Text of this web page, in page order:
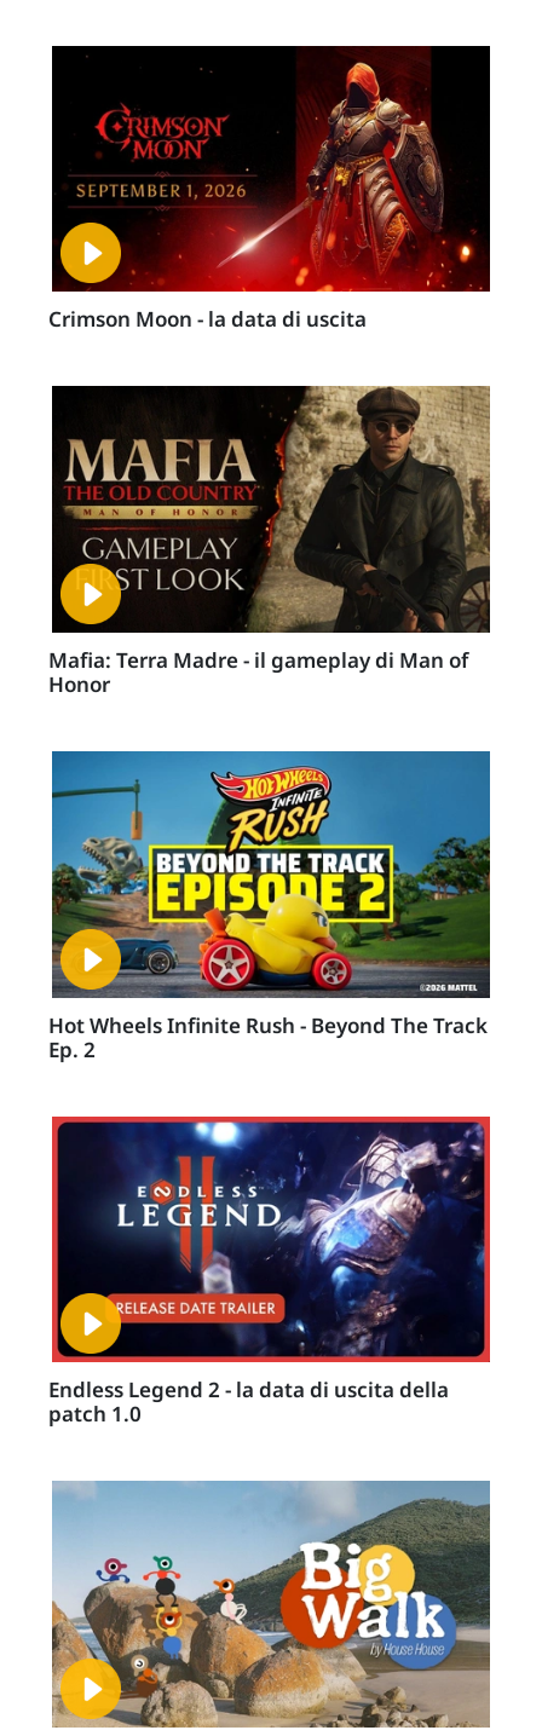
Crimson Moon - la data di uscita
Mafia: Terra Madre - il gameplay di Man of
Honor
Hot Wheels Infinite Rush - Beyond The Track
Ep. 2
Endless Legend 2 - la data di uscita della
patch 1.0